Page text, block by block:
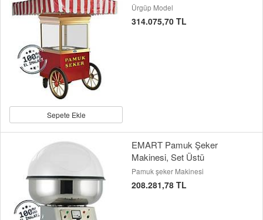
Sepete Ekle
Ürgüp Model
314.075,70 TL
EMART Pamuk Şeker
Makinesi, Set Üstü
Pamuk şeker Makinesi
208.281,78 TL